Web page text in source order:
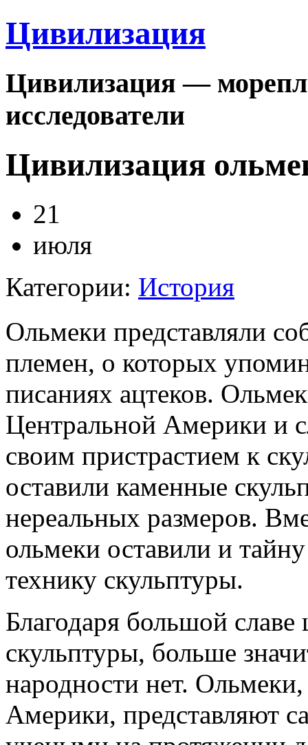
Цивилизация
Цивилизация —
исследователи
Цивилизация
21
июля
Категории: История
Ольмеки представляли
племен, о которых
писаниях ацтеков.
Центральной Америки и
своим пристрастием к
оставили каменные
нереальных размеров.
ольмеки оставили и
технику скульптуры.
Благодаря большой
скульптуры, больше
народности нет.
Америки, представляют